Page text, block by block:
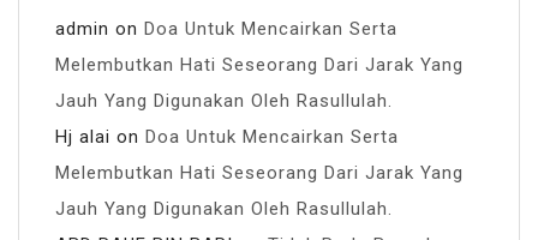
admin on Doa Untuk Mencairkan Serta
Melembutkan Hati Seseorang Dari Jarak Yang
Jauh Yang Digunakan Oleh Rasullulah.
Hj alai on Doa Untuk Mencairkan Serta
Melembutkan Hati Seseorang Dari Jarak Yang
Jauh Yang Digunakan Oleh Rasullulah.